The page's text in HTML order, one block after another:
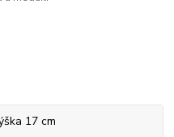
17 cm